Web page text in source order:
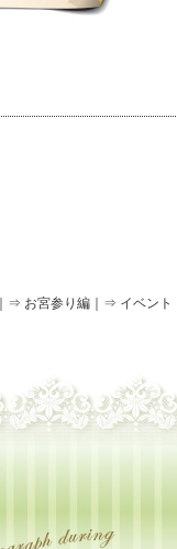
⇒ お宮参り編 ⇒ イベント